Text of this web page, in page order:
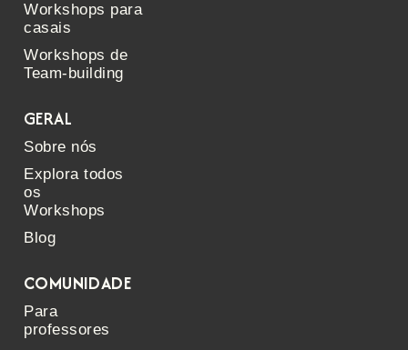
Workshops para
casais
Workshops de
Team-building
GERAL
Sobre nós
Explora todos
os
Workshops
Blog
COMUNIDADE
Para
professores